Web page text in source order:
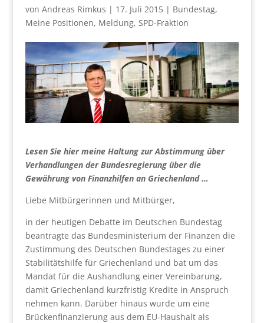
von Andreas Rimkus | 17. Juli 2015| Bundestag,
Meine Positionen, Meldung, SPD-Fraktion
Lesen Sie hier meine Haltung zur Abstimmung über
Verhandlungen der Bundesregierung über die
Gewährung von Finanzhilfen an Griechenland …
Liebe Mitbürgerinnen und Mitbürger,
in der heutigen Debatte im Deutschen Bundestag
beantragte das Bundesministerium der Finanzen die
Zustimmung des Deutschen Bundestages zu einer
Stabilitätshilfe für Griechenland und bat um das
Mandat für die Aushandlung einer Vereinbarung,
damit Griechenland kurzfristig Kredite in Anspruch
nehmen kann. Darüber hinaus wurde um eine
Brückenfinanzierung aus dem EU-Haushalt als